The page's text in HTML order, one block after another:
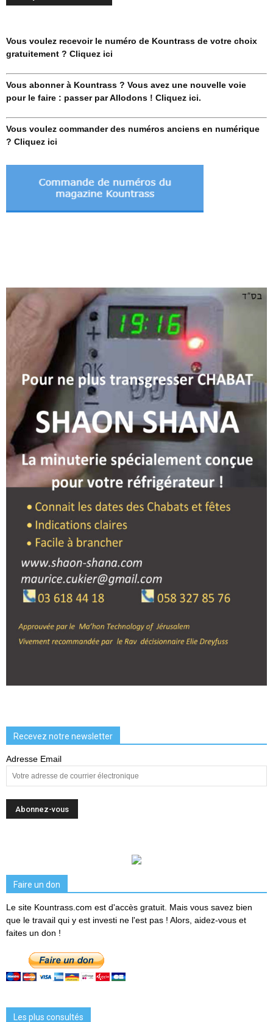
Vous voulez recevoir le numéro de Kountrass de votre choix
gratuitement ? Cliquez ici
Vous abonner à Kountrass ? Vous avez une nouvelle voie
pour le faire : passer par Allodons ! Cliquez ici.
Vous voulez commander des numéros anciens en numérique
? Cliquez ici
Recevez notre newsletter
Adresse Email
Faire un don
Le site Kountrass.com est d'accès gratuit. Mais vous savez bien
que le travail qui y est investi ne l'est pas ! Alors, aidez-vous et
faites un don !
Les plus consultés